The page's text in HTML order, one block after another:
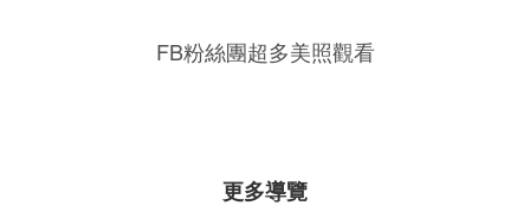
FB粉絲團超多美照觀看
更多導覽